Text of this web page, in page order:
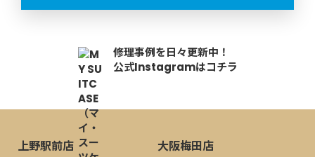
修理事例を日々更新中！
公式Instagramはコチラ
上野駅前店 大阪梅田店